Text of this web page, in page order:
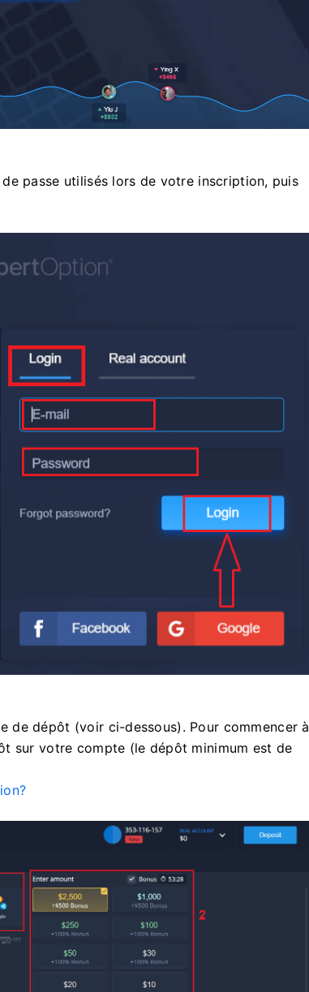
passe utilisés lors de votre inscription, puis
de dépôt (voir ci-dessous). Pour commencer à
sur votre compte (le dépôt minimum est de